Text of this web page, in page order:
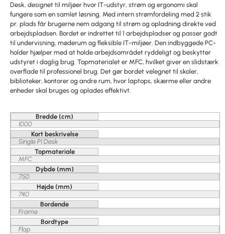
Desk, designet til miljøer hvor IT-udstyr, strøm og ergonomi skal
fungere som en samlet løsning. Med intern strømfordeling med 2 stik
pr. plads får brugerne nem adgang til strøm og opladning direkte ved
arbejdspladsen. Bordet er indrettet til 1 arbejdspladser og passer godt
til undervisning, møderum og fleksible IT-miljøer. Den indbyggede PC-
holder hjælper med at holde arbejdsområdet ryddeligt og beskytter
udstyret i daglig brug. Topmaterialet er MFC, hvilket giver en slidstærk
overflade til professionel brug. Det gør bordet velegnet til skoler,
biblioteker, kontorer og andre rum, hvor laptops, skærme eller andre
enheder skal bruges og oplades effektivt.
Bredde (cm)
1000
Kort beskrivelse
Single P1 Desk
Topmateriale
MFC
Dybde (mm)
750
Højde (mm)
740
Bordende
Frame
Bordtype
Flap